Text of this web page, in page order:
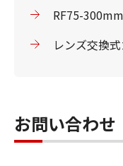
RF75-
レンズ交換
お問い合わせ